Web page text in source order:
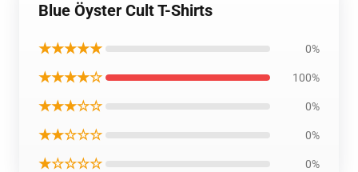
Blue Öyster Cult T-Shirts
★★★★★ 0%
★★★★☆ 100%
★★★☆☆ 0%
★★☆☆☆ 0%
★☆☆☆☆ 0%